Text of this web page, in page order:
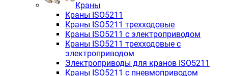
Краны
Краны ISO5211
Краны ISO5211 трехходовые
Краны ISO5211 с электроприводом
Краны ISO5211 трехходовые с
электроприводом
Электроприводы для кранов ISO5211
Краны ISO5211 с пневмоприводом